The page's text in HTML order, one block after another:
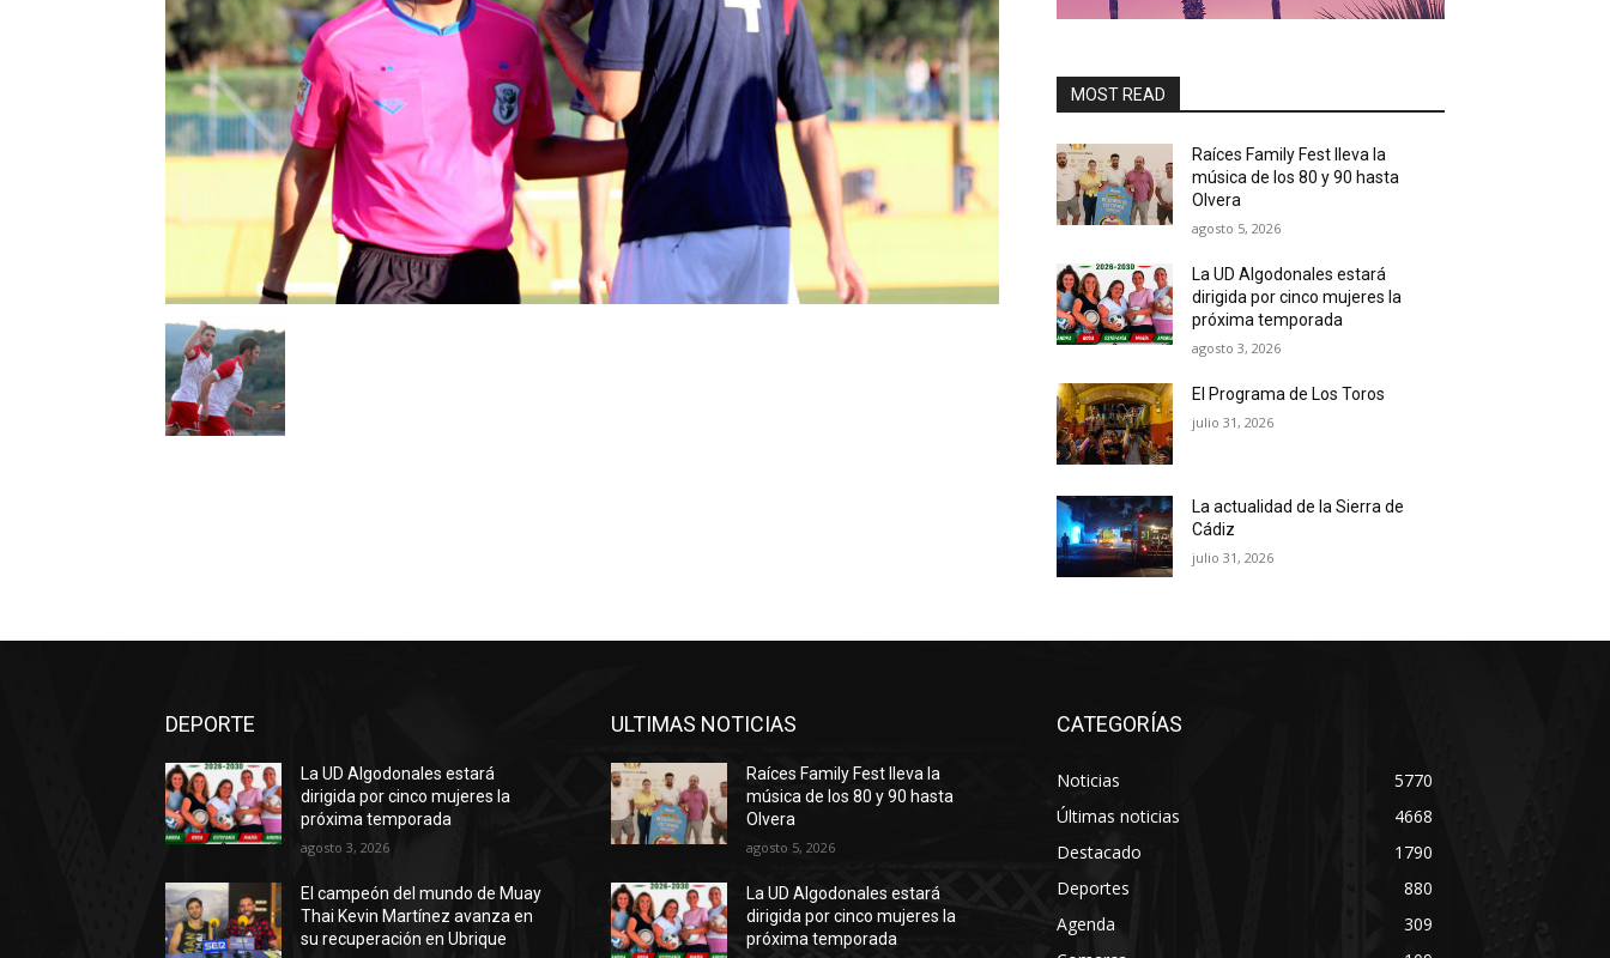
MOST READ
Raíces Family Fest lleva la
música de los 80 y 90 hasta
Olvera
agosto 5, 2026
La UD Algodonales estará
dirigida por cinco mujeres la
próxima temporada
agosto 3, 2026
El Programa de Los Toros
julio 31, 2026
La actualidad de la Sierra de
Cádiz
julio 31, 2026
DEPORTE
La UD Algodonales estará
dirigida por cinco mujeres la
próxima temporada
agosto 3, 2026
El campeón del mundo de Muay
Thai Kevin Martínez avanza en
su recuperación en Ubrique
ULTIMAS NOTICIAS
Raíces Family Fest lleva la
música de los 80 y 90 hasta
Olvera
agosto 5, 2026
La UD Algodonales estará
dirigida por cinco mujeres la
próxima temporada
CATEGORÍAS
Noticias
5770
Últimas noticias
4668
Destacado
1790
Deportes
880
Agenda
309